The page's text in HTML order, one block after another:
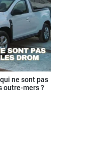
ne sont pas
outre-mers ?